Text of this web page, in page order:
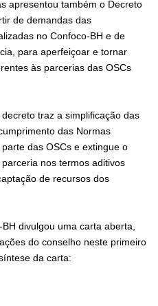
apresentou também o Decreto
de demandas das
no Confoco-BH e de
para aperfeiçoar e tornar
às parcerias das OSCs
traz a simplificação das
das Normas
das OSCs e extingue o
nos termos aditivos
de recursos dos
divulgou uma carta aberta,
do conselho neste primeiro
da carta: